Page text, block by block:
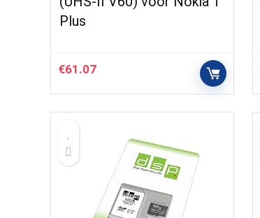
Plus
€61.07